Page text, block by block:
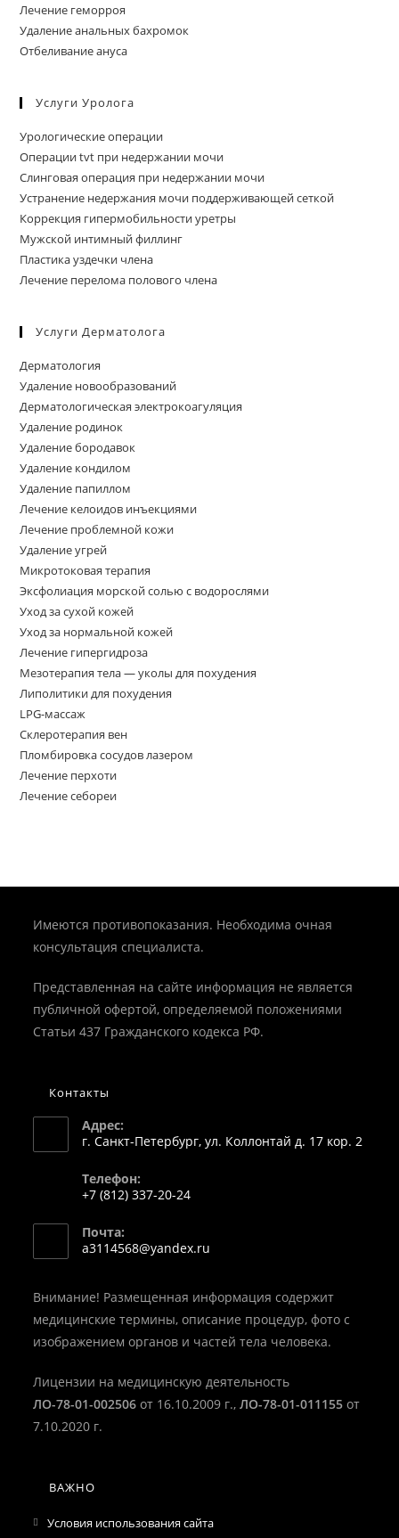
Лечение геморроя
Удаление анальных бахромок
Отбеливание ануса
Услуги Уролога
Урологические операции
Операции tvt при недержании мочи
Слинговая операция при недержании мочи
Устранение недержания мочи поддерживающей сеткой
Коррекция гипермобильности уретры
Мужской интимный филлинг
Пластика уздечки члена
Лечение перелома полового члена
Услуги Дерматолога
Дерматология
Удаление новообразований
Дерматологическая электрокоагуляция
Удаление родинок
Удаление бородавок
Удаление кондилом
Удаление папиллом
Лечение келоидов инъекциями
Лечение проблемной кожи
Удаление угрей
Микротоковая терапия
Эксфолиация морской солью с водорослями
Уход за сухой кожей
Уход за нормальной кожей
Лечение гипергидроза
Мезотерапия тела — уколы для похудения
Липолитики для похудения
LPG-массаж
Склеротерапия вен
Пломбировка сосудов лазером
Лечение перхоти
Лечение себореи
Имеются противопоказания. Необходима очная
консультация специалиста.
Представленная на сайте информация не является
публичной офертой, определяемой положениями
Статьи 437 Гражданского кодекса РФ.
Контакты
Адрес:
г. Санкт-Петербург, ул. Коллонтай д. 17 кор. 2
Телефон:
+7 (812) 337-20-24
в
вашем
Почта:
a3114568@yandex.ru
приложении
Внимание! Размещенная информация содержит
медицинские термины, описание процедур, фото с
изображением органов и частей тела человека.
Лицензии на медицинскую деятельность
ЛО-78-01-002506 от 16.10.2009 г.,ЛО-78-01-011155 от
7.10.2020 г.
ВАЖНО
Условия использования сайта